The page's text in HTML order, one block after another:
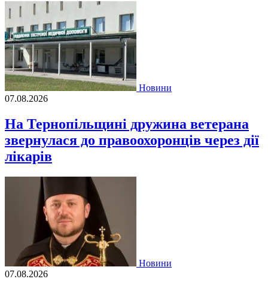
Новини
07.08.2026
На Тернопільщині дружина ветерана
звернулася до правоохоронців через дії
лікарів
Новини
07.08.2026